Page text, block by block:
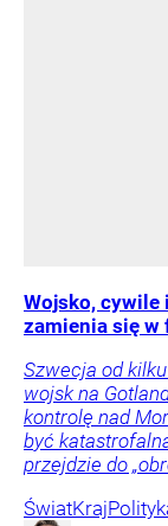
Wojsko, cywile
zamienia się w
Szwecja od
wojsk na
kontrolę nad
być
przejdzie do
ŚwiatKraj